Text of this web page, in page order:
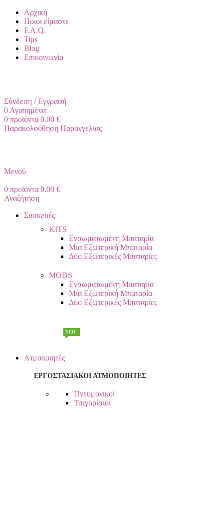
Αρχική
Ποιοι είμαστε
F.A.Q.
Tips
Blog
Επικοινωνία
Σύνδεση / Εγγραφή
0 Αγαπημένα
0 προϊόντα 0.00 €
Παρακολούθηση Παραγγελίας
Μενού
0 προϊόντα 0.00 €
Αναζήτηση
Συσκευές
KITS
Ενσωματωμένη Μπαταρία
Μια Εξωτερική Μπαταρία
Δύο Εξωτερικές Μπαταρίες
MODS
Ενσωματωμένη Μπαταρία
Μια Εξωτερική Μπαταρία
Δύο Εξωτερικές Μπαταρίες
Ατμοποιητές
ΕΡΓΟΣΤΑΣΙΑΚΟΙ ΑΤΜΟΠΟΙΗΤΕΣ
Πνευμονικοί
Τσιγαρίσιοι
NEW!
NEO!